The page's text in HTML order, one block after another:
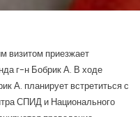
визитом приезжает
г-н Бобрик А. В ходе
А. планирует встретиться с
СПИД и Национального